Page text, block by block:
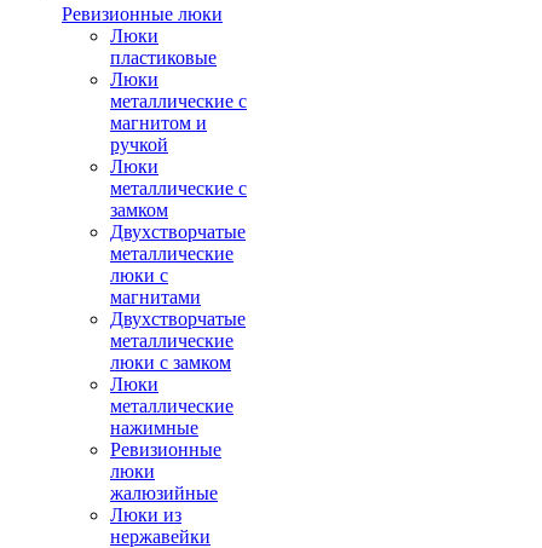
Ревизионные люки
Люки
пластиковые
Люки
металлические с
магнитом и
ручкой
Люки
металлические с
замком
Двухстворчатые
металлические
люки с
магнитами
Двухстворчатые
металлические
люки с замком
Люки
металлические
нажимные
Ревизионные
люки
жалюзийные
Люки из
нержавейки